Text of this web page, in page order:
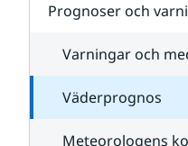
Prognoser och
Varningar och
Väderprognos
Meteorologens